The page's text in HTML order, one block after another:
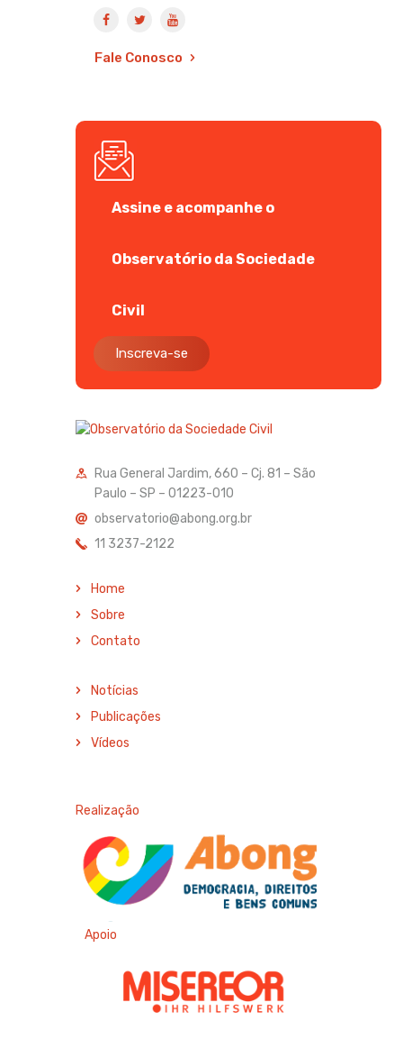
Fale Conosco
Assine e acompanhe o
Observatório da Sociedade
Civil
Inscreva-se
Rua General Jardim, 660 – Cj. 81 – São
Paulo – SP – 01223-010
observatorio@abong.org.br
11 3237-2122
Home
Sobre
Contato
Notícias
Publicações
Vídeos
Realização
Apoio